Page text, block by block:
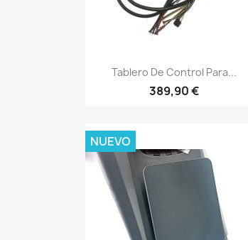
 Vista rápida
Tablero De Control Para...
389,90 €
NUEVO